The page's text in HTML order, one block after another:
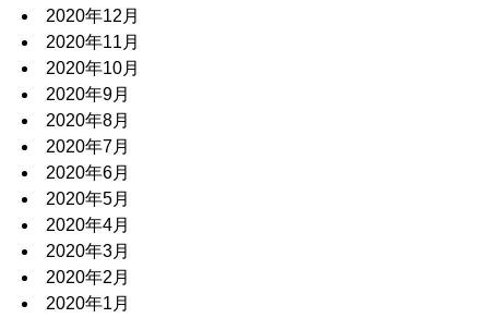
2020年12月
2020年11月
2020年10月
2020年9月
2020年8月
2020年7月
2020年6月
2020年5月
2020年4月
2020年3月
2020年2月
2020年1月